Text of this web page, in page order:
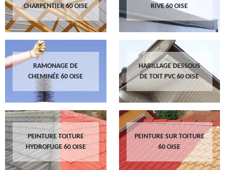
CHARPENTIER 60 OISE
RIVE 60 OISE
RAMONAGE DE
CHEMINÉE 60 OISE
HABILLAGE DESSOUS
DE TOIT PVC 60 OISE
PEINTURE TOITURE
HYDROFUGE 60 OISE
PEINTURE SUR TOITURE
60 OISE